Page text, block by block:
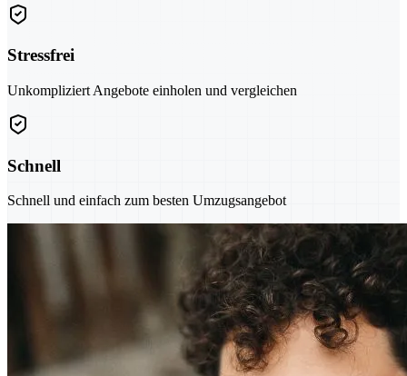
Stressfrei
Unkompliziert Angebote einholen und vergleichen
Schnell
Schnell und einfach zum besten Umzugsangebot